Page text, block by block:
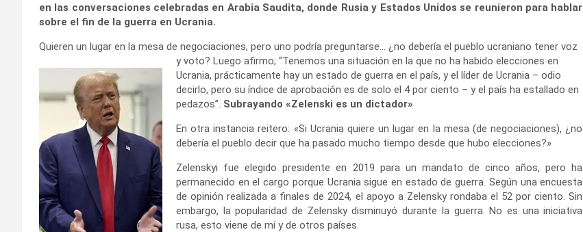
en las conversaciones celebradas en Arabia Saudita, donde Rusia y Estados Unidos se reunieron para hablar
sobre el fin de la guerra en Ucrania.
Quieren un lugar en la mesa de negociaciones, pero uno podría preguntarse… ¿no debería el pueblo ucraniano tener voz
y voto? Luego afirmo; “Tenemos una situación en la que no ha habido elecciones en
Ucrania, prácticamente hay un estado de guerra en el país, y el líder de Ucrania – odio
decirlo, pero su índice de aprobación es de solo el 4 por ciento – y el país ha estallado en
pedazos”. Subrayando «Zelenski es un dictador»
En otra instancia reitero: «Si Ucrania quiere un lugar en la mesa (de negociaciones), ¿no
debería el pueblo decir que ha pasado mucho tiempo desde que hubo elecciones?»
Zelenskyi fue elegido presidente en 2019 para un mandato de cinco años, pero ha
permanecido en el cargo porque Ucrania sigue en estado de guerra. Según una encuesta
de opinión realizada a finales de 2024, el apoyo a Zelensky rondaba el 52 por ciento. Sin
embargo, la popularidad de Zelensky disminuyó durante la guerra. No es una iniciativa
rusa, esto viene de mí y de otros países.